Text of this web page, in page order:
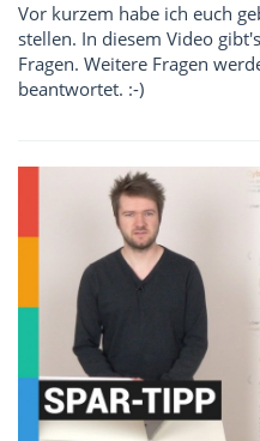
Vor kurzem habe ich euch
stellen. In diesem Video
Fragen. Weitere Fragen
beantwortet. :-)